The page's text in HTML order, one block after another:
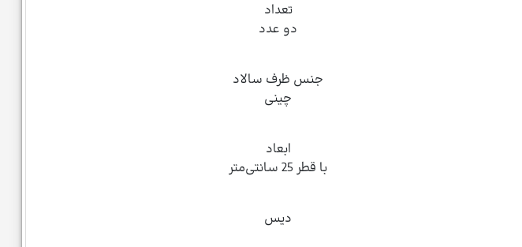
تعداد
دو عدد
جنس ظرف سالاد
چینی
ابعاد
با قطر 25 سانتی‌متر
دیس